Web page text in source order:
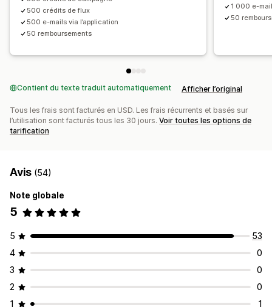
500 crédits de flux
500 e-mails via l’application
50 remboursements
1 000 e-
50
Contient du texte traduit automatiquement Afficher l’original
Tous les frais sont facturés en USD. Les frais récurrents et basés sur
l’utilisation sont facturés tous les 30 jours. Voir toutes les options de
tarification
Avis (54)
Note globale
5
5
53
4
0
3
0
2
0
1
1